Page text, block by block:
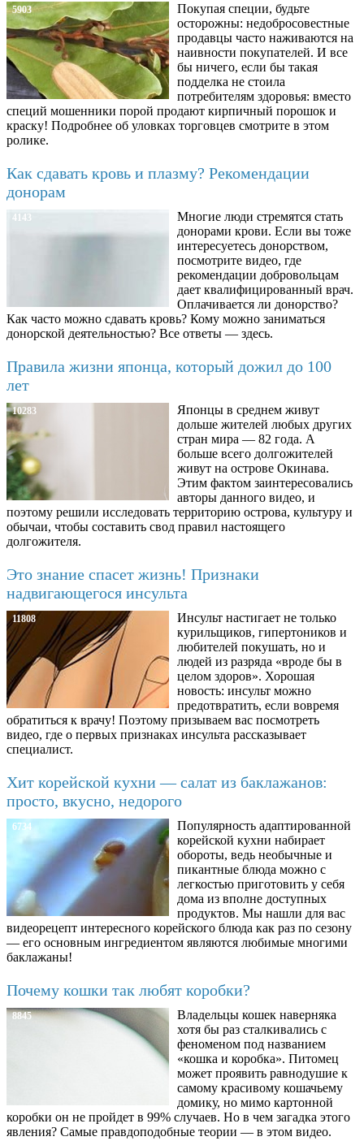
5903
Покупая специи, будьте
осторожны: недобросовестные
продавцы часто наживаются на
наивности покупателей. И все
бы ничего, если бы такая
подделка не стоила
потребителям здоровья: вместо
специй мошенники порой продают кирпичный порошок и
краску! Подробнее об уловках торговцев смотрите в этом
ролике.
Как сдавать кровь и плазму? Рекомендации
донорам
4143
Многие люди стремятся стать
донорами крови. Если вы тоже
интересуетесь донорством,
посмотрите видео, где
рекомендации добровольцам
дает квалифицированный врач.
Оплачивается ли донорство?
Как часто можно сдавать кровь? Кому можно заниматься
донорской деятельностью? Все ответы — здесь.
Правила жизни японца, который дожил до 100
лет
10283
Японцы в среднем живут
дольше жителей любых других
стран мира — 82 года. А
больше всего долгожителей
живут на острове Окинава.
Этим фактом заинтересовались
авторы данного видео, и
поэтому решили исследовать территорию острова, культуру и
обычаи, чтобы составить свод правил настоящего
долгожителя.
Это знание спасет жизнь! Признаки
надвигающегося инсульта
11808
Инсульт настигает не только
курильщиков, гипертоников и
любителей покушать, но и
людей из разряда «вроде бы в
целом здоров». Хорошая
новость: инсульт можно
предотвратить, если вовремя
обратиться к врачу! Поэтому призываем вас посмотреть
видео, где о первых признаках инсульта рассказывает
специалист.
Хит корейской кухни — салат из баклажанов:
просто, вкусно, недорого
6734
Популярность адаптированной
корейской кухни набирает
обороты, ведь необычные и
пикантные блюда можно с
легкостью приготовить у себя
дома из вполне доступных
продуктов. Мы нашли для вас
видеорецепт интересного корейского блюда как раз по сезону
— его основным ингредиентом являются любимые многими
баклажаны!
Почему кошки так любят коробки?
8845
Владельцы кошек наверняка
хотя бы раз сталкивались с
феноменом под названием
«кошка и коробка». Питомец
может проявить равнодушие к
самому красивому кошачьему
домику, но мимо картонной
коробки он не пройдет в 99% случаев. Но в чем загадка этого
явления? Самые правдоподобные теории — в этом видео.